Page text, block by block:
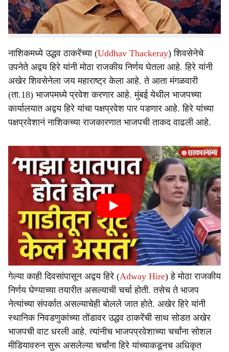
महत्त्वाचे पत्ते खुले केले. आता याचदरम्यान, नाशिकच्या राजकारणात
मोठा राजकीय भूकंप घडला आहे.
नाशिकमध्ये उद्धव ठाकरेंच्या (Uddhav Thackeray) शिवसेनेचे
उपनेते अद्वय हिरे यांनी मोठा राजकीय निर्णय घेतला आहे. हिरे यांनी
अखेर शिवसेनेला जय महाराष्ट्र केला आहे. ते आता मंगळवारी
(ता.18) भाजपमध्ये प्रवेश करणार आहे. मुंबई येथील भाजपच्या
कार्यालयात अद्वय हिरे यांचा पक्षप्रवेश पार पडणार आहे. हिरे यांच्या
पक्षप्रवेशानं नाशिकच्या राजकारणात भाजपची ताकद वाढली आहे.
गेल्या काही दिवसांपासून अद्वय हिरे (Adway Hire) हे मोठा राजकीय
निर्णय घेण्याच्या तयारीत असल्याची चर्चा होती. तसेच ते भाजप
नेत्यांच्या संपर्कात असल्याचेही बोलले जात होते. अखेर हिरे यांनी
स्थानिक निवडणुकांच्या तोंडावर उद्धव ठाकरेंची साथ सोडत अखेर
भाजपची वाट धरली आहे. त्यांनीच भाजपप्रवेशाच्या चर्चांना सोशल
मीडियावरुन सुरू असलेल्या चर्चांना हिरे यांच्याकडूनच अधिकृत